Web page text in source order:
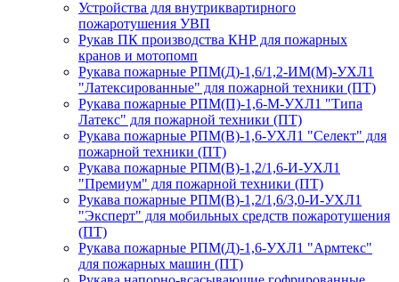
Устройства для внутриквартирного
пожаротушения УВП
Рукав ПК производства КНР для пожарных
кранов и мотопомп
Рукава пожарные РПМ(Д)-1,6/1,2-ИМ(M)-УХЛ1
"Латексированные" для пожарной техники (ПТ)
Рукава пожарные РПМ(П)-1,6-М-УХЛ1 "Типа
Латекс" для пожарной техники (ПТ)
Рукава пожарные РПМ(В)-1,6-УХЛ1 "Селект" для
пожарной техники (ПТ)
Рукава пожарные РПМ(В)-1,2/1,6-И-УХЛ1
"Премиум" для пожарной техники (ПТ)
Рукава пожарные РПМ(В)-1,2/1,6/3,0-И-УХЛ1
"Эксперт" для мобильных средств пожаротушения
(ПТ)
Рукава пожарные РПМ(Д)-1,6-УХЛ1 "Армтекс"
для пожарных машин (ПТ)